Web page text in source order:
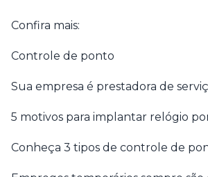
Confira mais:
Controle de ponto
Sua empresa é prestadora de
5 motivos para implantar relógio
Conheça 3 tipos de controle de